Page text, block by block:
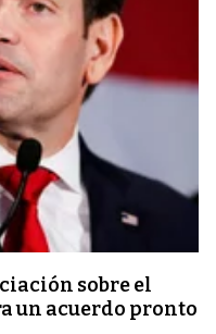
sobre el
un acuerdo pronto